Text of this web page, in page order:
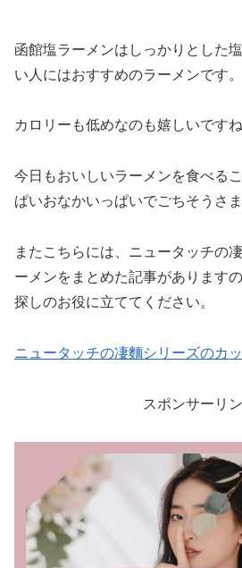
函館塩ラーメンはしっかりとした
い人にはおすすめのラーメンです。
カロリーも低めなのも嬉しいですね
今日もおいしいラーメンを食べる
ぱいおなかいっぱいでごちそうさま
またこちらには、ニュータッチの
ーメンをまとめた記事があります
探しのお役に立ててください。
ニュータッチの凄麵シリーズのカ
スポンサーリ